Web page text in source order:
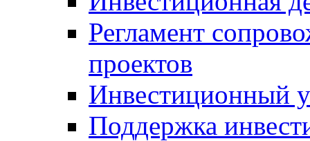
Регламент
проектов
Инвестиционный
Поддержка